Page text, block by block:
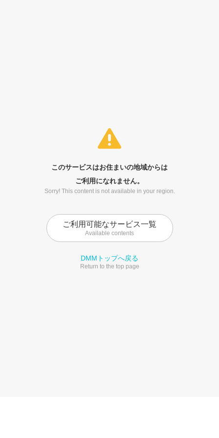
このサービスはお住まいの地域からは
ご利用になれません。
Sorry! This content is not available in your region.
ご利用可能なサービス一覧
Available contents
DMMトップへ戻る
Return to the top page